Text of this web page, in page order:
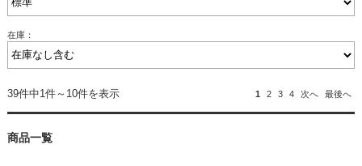
在庫：
39件中1件～10件を表示 1 2 3 4 次へ 最後へ
商品一覧